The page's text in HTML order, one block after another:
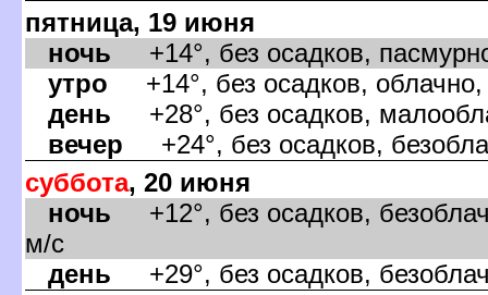
пятница, 19 июня
ночь +14°, без осадков,
утро +14°, без осадков,
день +28°, без осадков,
ечер +24°, без осадков,
суббота, 20 июня
ночь +12°, без осадков,
м/с
день +29°, без осадков,